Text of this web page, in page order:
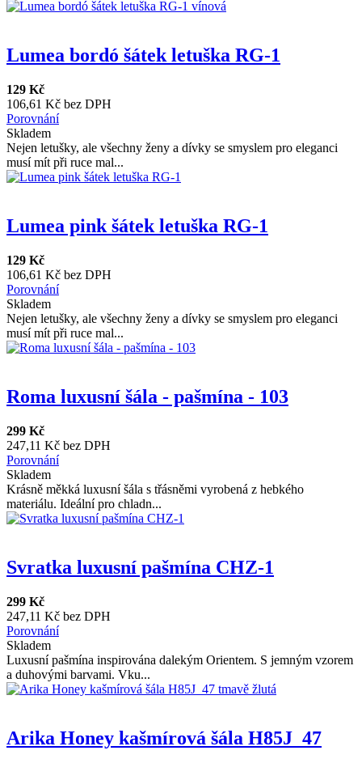
Lumea bordó šátek letuška RG-1
129 Kč
106,61 Kč bez DPH
Porovnání
Skladem
Nejen letušky, ale všechny ženy a dívky se smyslem pro eleganci
musí mít při ruce mal...
Lumea pink šátek letuška RG-1
129 Kč
106,61 Kč bez DPH
Porovnání
Skladem
Nejen letušky, ale všechny ženy a dívky se smyslem pro eleganci
musí mít při ruce mal...
Roma luxusní šála - pašmína - 103
299 Kč
247,11 Kč bez DPH
Porovnání
Skladem
Krásně měkká luxusní šála s třásněmi vyrobená z hebkého
materiálu. Ideální pro chladn...
Svratka luxusní pašmína CHZ-1
299 Kč
247,11 Kč bez DPH
Porovnání
Skladem
Luxusní pašmína inspirována dalekým Orientem. S jemným vzorem
a duhovými barvami. Vku...
Arika Honey kašmírová šála H85J_47